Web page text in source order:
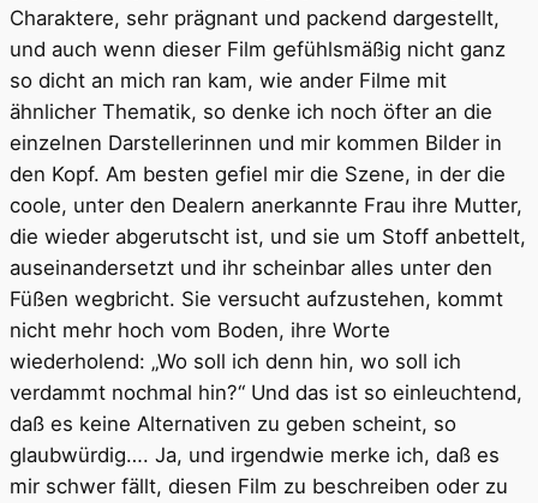
Charaktere, sehr prägnant und packend dargestellt,
und auch wenn dieser Film gefühlsmäßig nicht ganz
so dicht an mich ran kam, wie ander Filme mit
ähnlicher Thematik, so denke ich noch öfter an die
einzelnen Darstellerinnen und mir kommen Bilder in
den Kopf. Am besten gefiel mir die Szene, in der die
coole, unter den Dealern anerkannte Frau ihre Mutter,
die wieder abgerutscht ist, und sie um Stoff anbettelt,
auseinandersetzt und ihr scheinbar alles unter den
Füßen wegbricht. Sie versucht aufzustehen, kommt
nicht mehr hoch vom Boden, ihre Worte
wiederholend: „Wo soll ich denn hin, wo soll ich
verdammt nochmal hin?“ Und das ist so einleuchtend,
daß es keine Alternativen zu geben scheint, so
glaubwürdig…. Ja, und irgendwie merke ich, daß es
mir schwer fällt, diesen Film zu beschreiben oder zu